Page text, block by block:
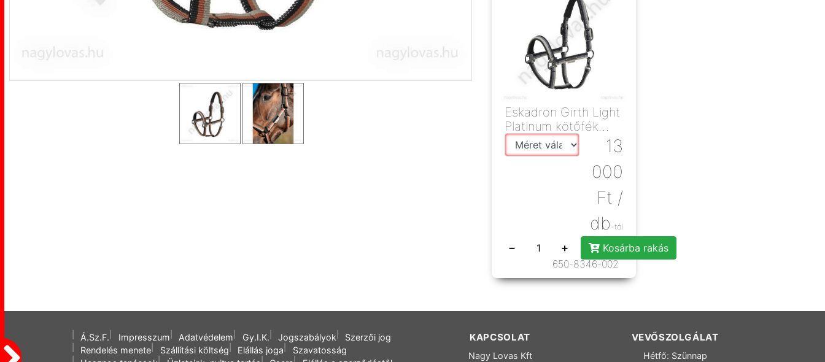
Eskadron Girth Light
Platinum kötőfék
csíkos
13
000
Ft /
db -tól
− +
Kosárba rakás
650-8346-002
Á.Sz.F. Impresszum Adatvédelem Gy.I.K. Jogszabályok
Szerzői jog
Rendelés menete
Szállítási költség Elállás joga
Szavatosság
KAPCSOLAT
Nagy Lovas Kft
VEVŐSZOLGÁLAT
Hétfő: Szünnap